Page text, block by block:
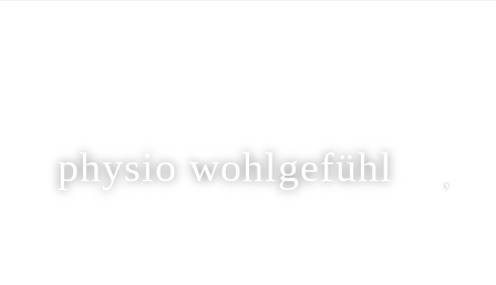
physio wohlgefühl